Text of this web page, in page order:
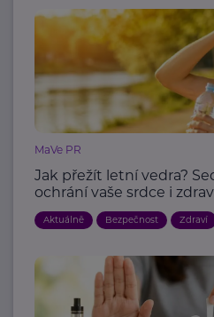
MaVe PR
Jak přežít letní vedra?
ochrání vaše srdce i
Aktuálně Bezpečnost Zdraví